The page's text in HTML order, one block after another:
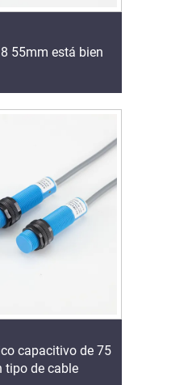
55mm está bien
capacitivo de 75
tipo de cable